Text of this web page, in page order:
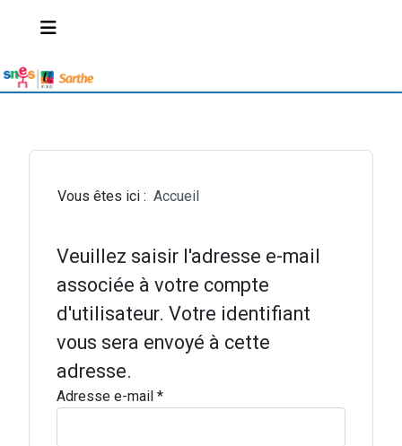
Vous êtes ici : Accueil
Veuillez saisir l'adresse e-mail
associée à votre compte
d'utilisateur. Votre identifiant
vous sera envoyé à cette
adresse.
Adresse e-mail *